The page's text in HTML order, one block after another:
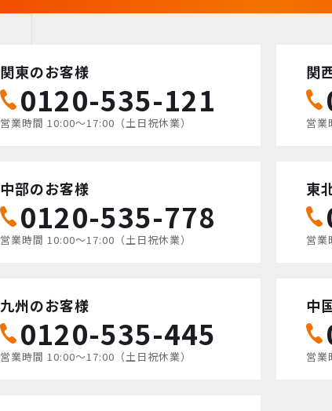
関東のお客様
0120-535-121
営業時間 10:00〜17:00（土日祝休業）
関
営業
中部のお客様
0120-535-778
営業時間 10:00〜17:00（土日祝休業）
東
営業
九州のお客様
0120-535-445
営業時間 10:00〜17:00（土日祝休業）
中
営業